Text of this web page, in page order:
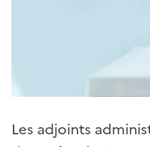
Les adjoints